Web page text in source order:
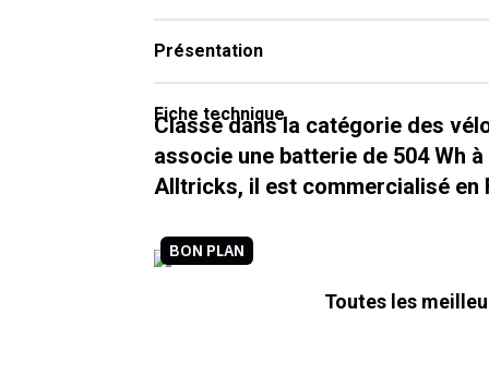
Présentation
Fiche technique
Classé dans la catégorie des
associe une batterie de 504 Wh
Alltricks, il est commercialisé en
BON PLAN
Toutes les